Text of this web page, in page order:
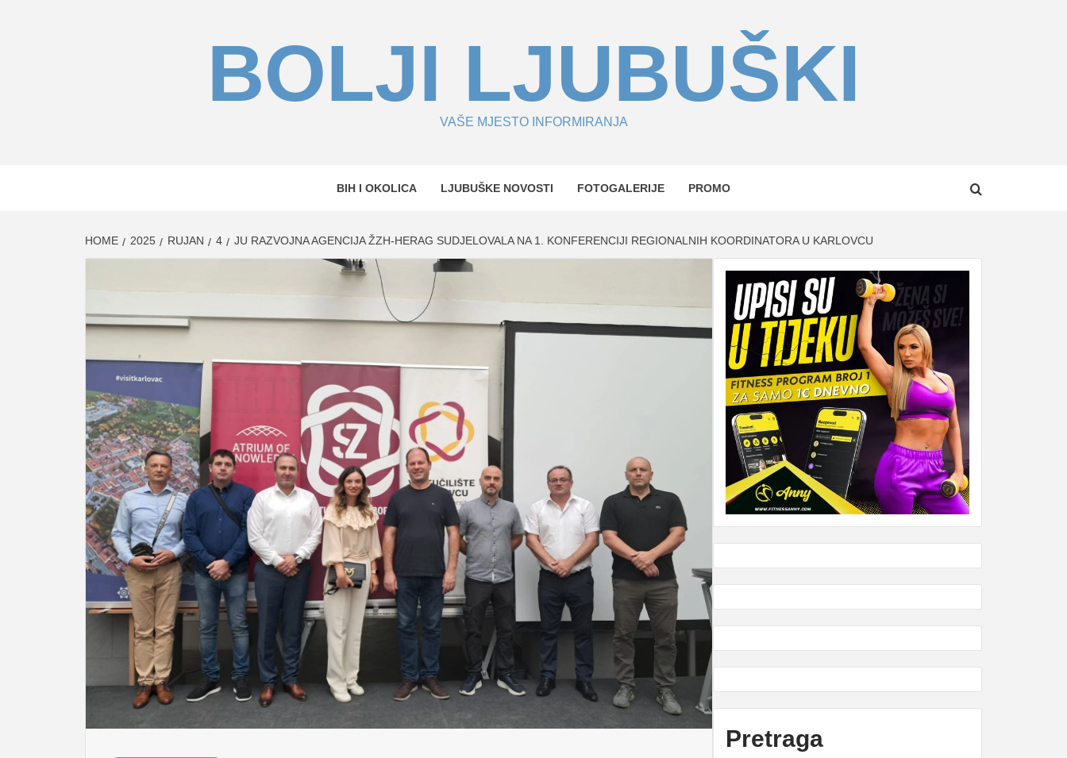
BOLJI LJUBUŠKI
VAŠE MJESTO INFORMIRANJA
BIH I OKOLICA LJUBUŠKE NOVOSTI FOTOGALERIJE PROMO
HOME 2025 RUJAN 4 JU RAZVOJNA AGENCIJA ŽZH-HERAG SUDJELOVALA NA 1. KONFERENCIJI REGIONALNIH KOORDINATORA U KARLOVCU
Pretraga